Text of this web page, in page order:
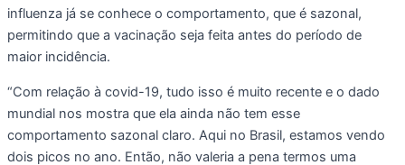
influenza já se conhece o comportamento, que é sazonal,
permitindo que a vacinação seja feita antes do período de
maior incidência.
“Com relação à covid-19, tudo isso é muito recente e o dado
mundial nos mostra que ela ainda não tem esse
comportamento sazonal claro. Aqui no Brasil, estamos vendo
dois picos no ano. Então, não valeria a pena termos uma